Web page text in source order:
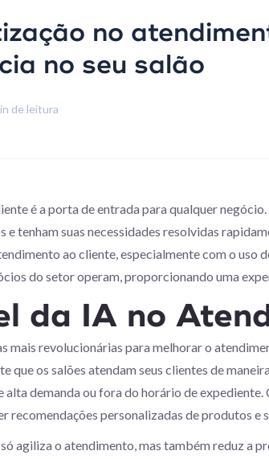
no
no seu salão
de leitura
é a porta de entrada para qualquer
e tenham suas necessidades resolvidas
ao cliente, especialmente com o
do setor operam, proporcionando uma
da IA no
mais revolucionárias para melhorar o
que os salões atendam seus clientes de
alta demanda ou fora do horário de
recomendações personalizadas de produtos e
agiliza o atendimento, mas também reduz a